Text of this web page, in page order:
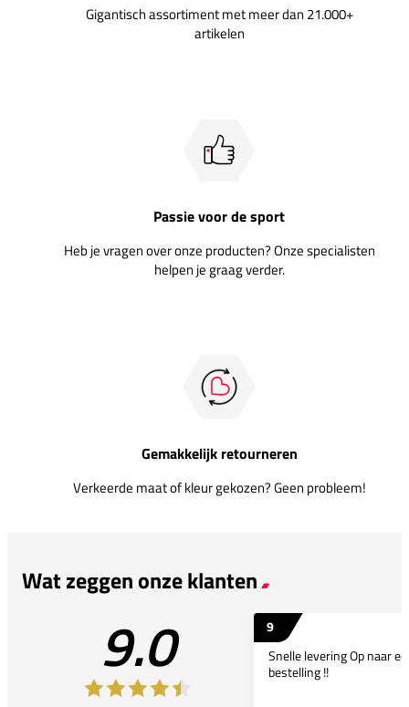
Gigantisch assortiment met meer dan 21.000+
artikelen
Passie voor de sport
Heb je vragen over onze producten? Onze specialisten
helpen je graag verder.
Gemakkelijk retourneren
Verkeerde maat of kleur gekozen? Geen probleem!
Wat zeggen onze klanten
9.0
9
Snelle levering Op naar
bestelling !!